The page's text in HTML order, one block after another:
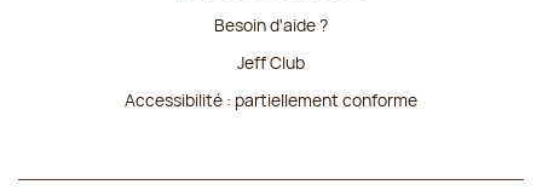
Besoin d'aide ?
Jeff Club
Accessibilité : partiellement conforme